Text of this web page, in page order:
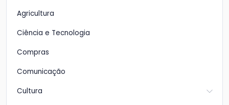
Agricultura
Ciência e Tecnologia
Compras
Comunicação
Cultura